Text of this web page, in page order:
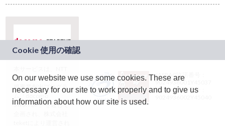
ドコモグループの新
規事業創出プログラ
ム「docomo
STARTUP」を通じて
JASRAC許諾番号：
9024936001Y45037
JASRAC許諾番号：
On our website we use some cookies. These are
necessary for our site to work properly and to give us
information about how our site is used.